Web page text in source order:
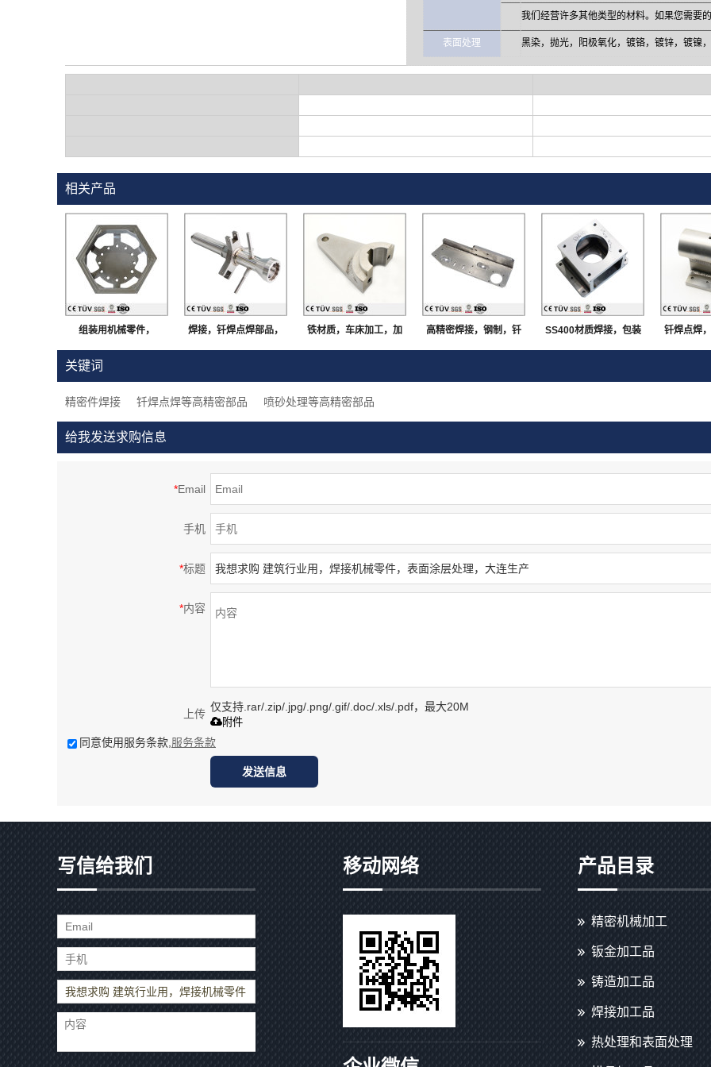
我们经营许多其他类型的材料。如果您需要
表面处理 黑染，抛光，阳极氧化，镀铬，镀锌，镀镍
相关产品
组装用机械零件， 焊接，钎焊点焊部品， 铁材质，车床加工，加 高精密焊接，钢制，钎 SS400材质焊接，包装 钎焊点焊
关键词
精密件焊接 钎焊点焊等高精密部品 喷砂处理等高精密部品
给我发送求购信息
*Email
手机
*标题
*内容
上传
仅支持.rar/.zip/.jpg/.png/.gif/.doc/.xls/.pdf，最大20M
附件
同意使用服务条款, 服务条款
发送信息
写信给我们 移动网络 产品目录
精密机械加工
钣金加工品
铸造加工品
焊接加工品
热处理和表面处理